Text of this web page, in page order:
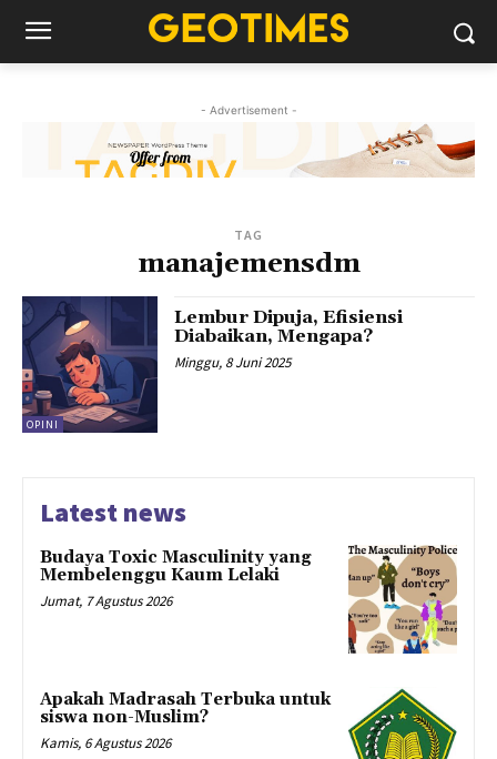
- Advertisement -
TAG
manajemensdm
OPINI
Lembur Dipuja, Efisiensi
Diabaikan, Mengapa?
Minggu, 8 Juni 2025
Latest news
Budaya Toxic Masculinity yang
Membelenggu Kaum Lelaki
Jumat, 7 Agustus 2026
Apakah Madrasah Terbuka untuk
siswa non-Muslim?
Kamis, 6 Agustus 2026